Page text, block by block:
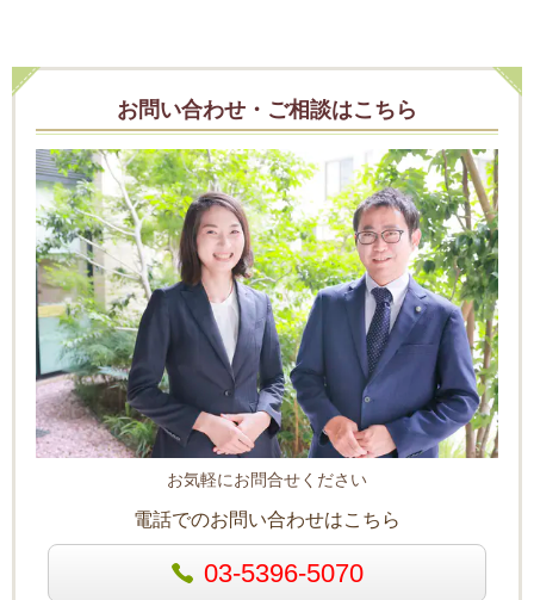
お問い合わせ・ご相談はこちら
お気軽にお問合せください
電話でのお問い合わせはこちら
03-5396-5070